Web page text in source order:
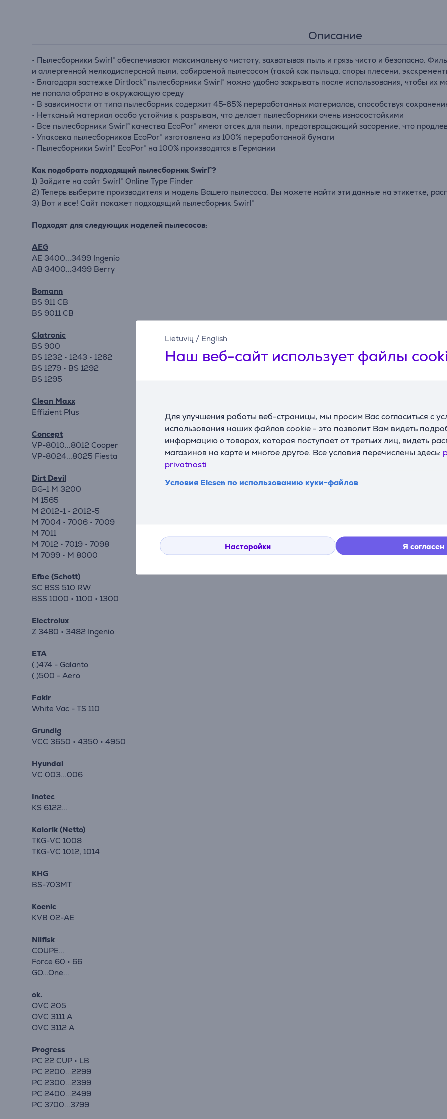
Lietuvių / English
Наш веб-сайт использует файлы
Для улучшения работы веб-страницы, мы просим Вас согласиться с
использования наших файлов cookie - это позволит Вам видеть
информацию о товарах, которая поступает от третьих лиц, видеть
магазинов на карте и многое другое. Все условия перечислены здесь:
privatnosti
Условия Elesen по использованию куки-файлов
Насторойки Я согласен
Описание
• Пылесборники Swirl® обеспечивают максимальную чистоту, захватывая пыль и грязь чисто и безопасно.
и аллергенной мелкодисперсной пыли, собираемой пылесосом (такой как пыльца, споры плесени,
• Благодаря застежке Dirtlock® пылесборники Swirl® можно удобно закрывать после использования, чтобы их
не попала обратно в окружающую среду
• В зависимости от типа пылесборник содержит 45-65% переработанных материалов, способствуя
• Нетканый материал особо устойчив к разрывам, что делает пылесборники очень износостойкими
• Все пылесборники Swirl® качества EcoPor® имеют отсек для пыли, предотвращающий засорение, что
• Упаковка пылесборников EcoPor® изготовлена ​​из 100% переработанной бумаги
• Пылесборники Swirl® EcoPor® на 100% производятся в Германии
Как подобрать подходящий пылесборник Swirl®?
1) Зайдите на сайт Swirl® Online Type Finder
2) Теперь выберите производителя и модель Вашего пылесоса. Вы можете найти эти данные на этикетке,
3) Вот и все! Сайт покажет подходящий пылесборник Swirl®
Подходят для следующих моделей пылесосов:
AEG
AE 3400...3499 Ingenio
AB 3400...3499 Berry
Bomann
BS 911 CB
BS 9011 CB
Clatronic
BS 900
BS 1232 • 1243 • 1262
BS 1279 • BS 1292
BS 1295
Clean Maxx
Effizient Plus
Concept
VP-8010...8012 Cooper
VP-8024...8025 Fiesta
Dirt Devil
BG-1 M 3200
M 1565
M 2012-1 • 2012-5
M 7004 • 7006 • 7009
M 7011
M 7012 • 7019 • 7098
M 7099 • M 8000
Efbe (Schott)
SC BSS 510 RW
BSS 1000 • 1100 • 1300
Electrolux
Z 3480 • 3482 Ingenio
ETA
(.)474 - Galanto
(.)500 - Aero
Fakir
White Vac - TS 110
Grundig
VCC 3650 • 4350 • 4950
Hyundai
VC 003...006
Inotec
KS 6122...
Kalorik (Netto)
TKG-VC 1008
TKG-VC 1012, 1014
KHG
BS-703MT
Koenic
KVB 02-AE
Nilfisk
COUPE...
Force 60 • 66
GO...One...
ok.
OVC 205
OVC 3111 A
OVC 3112 A
Progress
PC 22 CUP • LB
PC 2200...2299
PC 2300...2399
PC 2400...2499
PC 3700...3799